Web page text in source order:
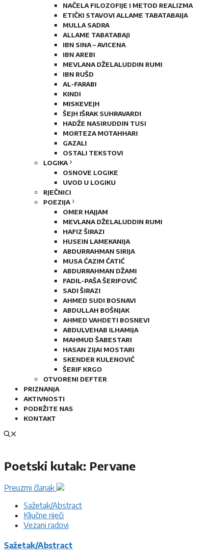
NAČELA FILOZOFIJE I METOD REALIZMA
ETIČKI STAVOVI ALLAME TABATABAIJA
MULLA SADRA
ALLAME TABATABAJI
IBN SINA – AVICENA
IBN AREBI
MEVLANA DŽELALUDDIN RUMI
IBN RUŠD
AL-FARABI
KINDI
MISKEVEJH
ŠEJH IŠRAK SUHRAVARDI
HADŽE NASIRUDDIN TUSI
MORTEZA MOTAHHARI
GAZALI
OSTALI TEKSTOVI
LOGIKA
OSNOVE LOGIKE
UVOD U LOGIKU
RJEČNICI
POEZIJA
OMER HAJJAM
MEVLANA DŽELALUDDIN RUMI
HAFIZ ŠIRAZI
HUSEIN LAMEKANIJA
ABDURRAHMAN SIRIJA
MUSA ĆAZIM ĆATIĆ
ABDURRAHMAN DŽAMI
FADIL-PAŠA ŠERIFOVIĆ
SADI ŠIRAZI
AHMED SUDI BOSNAVI
ABDULLAH BOŠNJAK
AHMED VAHDETI BOSNEVI
ABDULVEHAB ILHAMIJA
MAHMUD ŠABESTARI
HASAN ZIJAI MOSTARI
SKENDER KULENOVIĆ
ŠERIF KRGO
OTVORENI DEFTER
PRIZNANJA
AKTIVNOSTI
PODRŽITE NAS
KONTAKT
Poetski kutak: Pervane
Preuzmi članak
Sažetak/Abstract
Ključne riječi
Vezani radovi
Sažetak/Abstract